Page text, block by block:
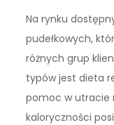
Na rynku
pudełkowych,
różnych grup
typów jest dieta
pomoc w utracie
kaloryczności